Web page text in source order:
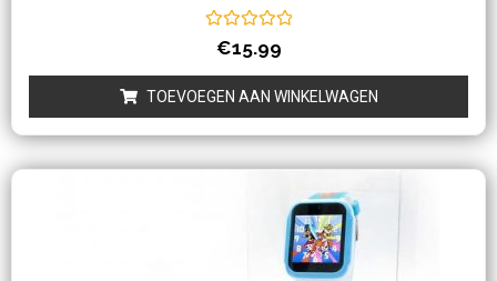
Waardering
uit
5
€15.99
TOEVOEGEN AAN WINKELWAGEN